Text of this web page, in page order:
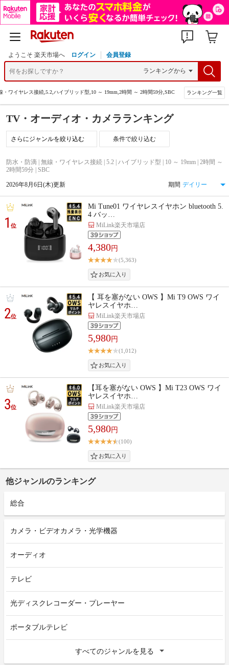
ようこそ 楽天市場へ ログイン 会員登録
・ワイヤレス接続,5.2,ハイブリッド型,10 ～ 19mm,2時間 ～ 2時間59分,SBC ランキング一覧
TV・オーディオ・カメラランキング
条件で絞り込む
防水・防滴 | 無線・ワイヤレス接続 | 5.2 | ハイブリッド型 | 10 ～ 19mm | 2時間 ～
2時間59分 | SBC
2026年8月6日(木)更新 期間
1位
Mi Tune01 ワイヤレスイヤホン bluetooth 5.
4 バッ…
MiLink楽天市場店
4,380円
(5,363)
2位
【 耳を塞がない OWS 】Mi T9 OWS ワイ
ヤレスイヤホ…
MiLink楽天市場店
5,980円
(1,012)
3位
【耳を塞がない OWS 】Mi T23 OWS ワイ
ヤレスイヤホ…
MiLink楽天市場店
5,980円
(100)
他ジャンルのランキング
総合
カメラ・ビデオカメラ・光学機器
オーディオ
テレビ
光ディスクレコーダー・プレーヤー
ポータブルテレビ
すべてのジャンルを見る